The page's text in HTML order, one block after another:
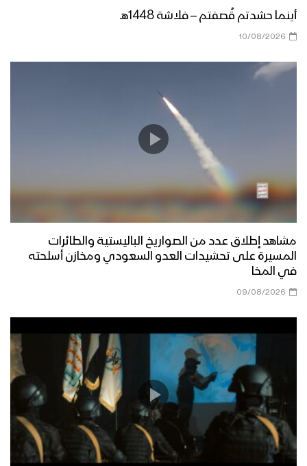
أينما حشدتم قُصفتم – فلاشة 1448هـ
10/08/2026
مشاهد إطلاق عدد من الصواريخ الباليستية والطائرات
المسيرة على تحشيدات العدو السعودي ومخازن أسلحته
في المخا
09/08/2026